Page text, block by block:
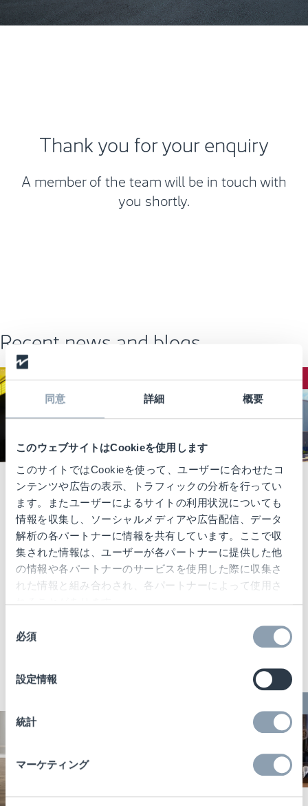
同意 詳細 概要
このウェブサイトはCookieを使用します
このサイトではCookieを使って、ユーザーに合わせたコ
ンテンツや広告の表示、トラフィックの分析を行ってい
ます。またユーザーによるサイトの利用状況についても
情報を収集し、ソーシャルメディアや広告配信、データ
解析の各パートナーに情報を共有しています。ここで収
集された情報は、ユーザーが各パートナーに提供した他
の情報や各パートナーのサービスを使用した際に収集さ
れた情報と組み合わされ、各パートナーによって使用さ
必須
設定情報
統計
マーケティング
Thank you for your enquiry
A member of the team will be in touch with
you shortly.
Recent news and blogs
CUSTOMER STORIES
04/23/2026
Customer Stories
JD SPORTS、在
庫精度と店頭在
庫の最適化に向
けてチェック
用
Read More →
NEWS
07/10/2025 News
チェックポイ
ントシステム
ズ、メキシコ
シティに新工
場を開設